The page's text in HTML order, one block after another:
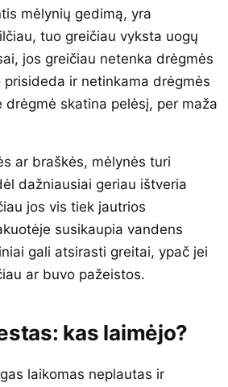
mėlynių gedimą, yra
tuo greičiau vyksta uogų
jos greičiau netenka drėgmės
prisideda ir netinkama drėgmės
drėgmė skatina pelėsį, per maža
ar braškės, mėlynės turi
dažniausiai geriau ištveria
jos vis tiek jautrios
susikaupia vandens
gali atsirasti greitai, ypač jei
ar buvo pažeistos.
kas laimėjo?
laikomas neplautas ir